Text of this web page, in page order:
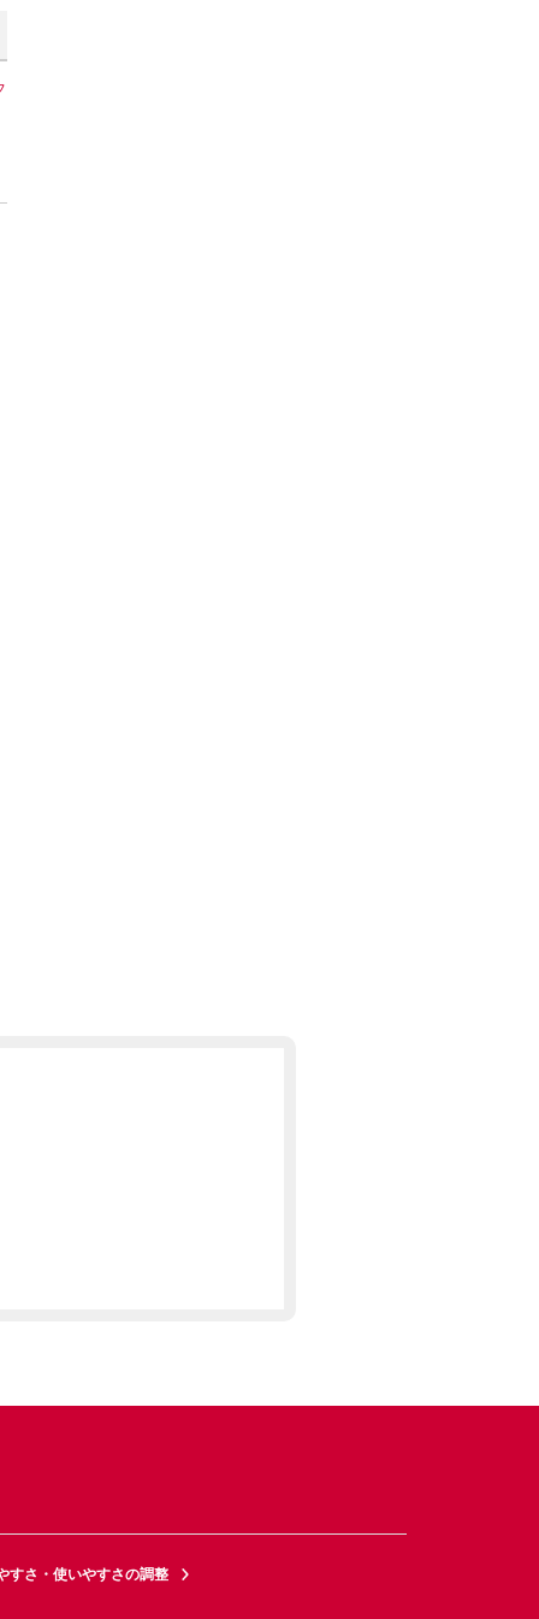
すさ・使いやすさの調整